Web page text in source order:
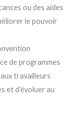
ou des aides
le pouvoir
de programmes
travailleurs
et d’évoluer au